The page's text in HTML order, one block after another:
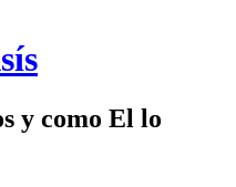
y como El lo